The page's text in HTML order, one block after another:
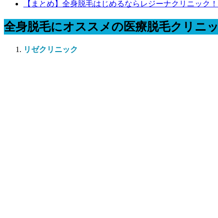
【まとめ】全身脱毛はじめるならレジーナクリニック！
全身脱毛にオススメの医療脱毛クリニ
リゼクリニック